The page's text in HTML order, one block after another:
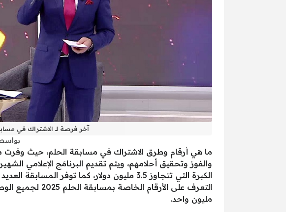
آخر فرصة لـ الاشتراك في مسابقة الحلم للفوز
ما هي أرقام وطرق الاشتراك في مسابقة الحلم، حيث
والفوز وتحقيق أحلامهم، ويتم تقديم البرنامَج الإعلامي
الكبرة التي تتجاوز 3.5 مليون دولار، كما
مليون واحد.